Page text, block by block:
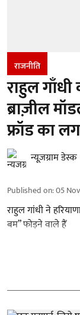
राजनीति
राहुल
ब्राज़ील
फ्रॉड का
न्यूज़ग्राम डेस्क
Published on:05
राहुल गांधी ने
बम” फोड़ने वाले हैं